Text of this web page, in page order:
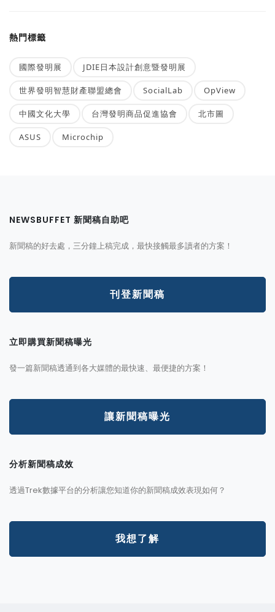
熱門標籤
國際發明展 JDIE日本設計創意暨發明展
世界發明智慧財產聯盟總會 SocialLab OpView
中國文化大學 台灣發明商品促進協會 北市圖
ASUS Microchip
NEWSBUFFET 新聞稿自助吧
新聞稿的好去處，三分鐘上稿完成，最快接觸最多讀者的方案！
刊登新聞稿
立即購買新聞稿曝光
發一篇新聞稿透通到各大媒體的最快速、最便捷的方案！
讓新聞稿曝光
分析新聞稿成效
透過Trek數據平台的分析讓您知道你的新聞稿成效表現如何？
我想了解